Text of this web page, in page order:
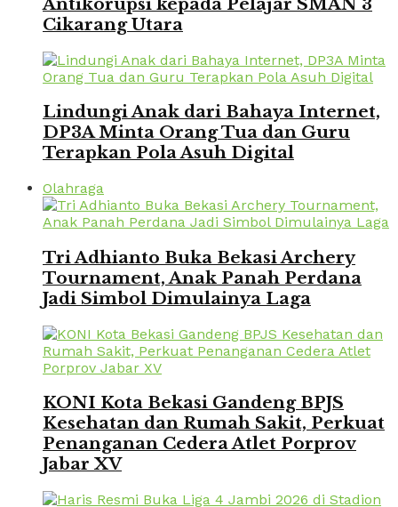
Cikarang Utara
Lindungi Anak dari Bahaya Internet,
DP3A Minta Orang Tua dan Guru
Terapkan Pola Asuh Digital
Olahraga
Tri Adhianto Buka Bekasi Archery
Tournament, Anak Panah Perdana
Jadi Simbol Dimulainya Laga
KONI Kota Bekasi Gandeng BPJS
Kesehatan dan Rumah Sakit, Perkuat
Penanganan Cedera Atlet Porprov
Jabar XV